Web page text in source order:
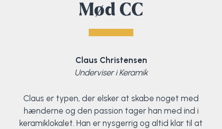
Mød CC
Claus Christensen
Underviser i Keramik
Claus er typen, der elsker at skabe noget med
hænderne og den passion tager han med ind i
keramiklokalet. Han er nysgerrig og altid klar til at